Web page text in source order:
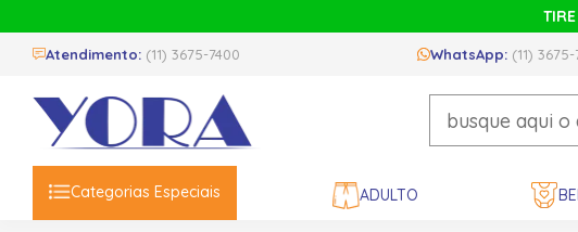
Atendimento: (11) 3675-7400 WhatsApp: (11)
Categorias Especiais ADULTO